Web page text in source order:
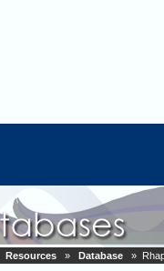
Resources » Database »